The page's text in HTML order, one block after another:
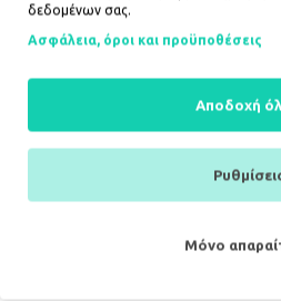
δεδομένων σας.
Ασφάλεια, όροι και προϋποθέσεις
Αποδοχή
Μόνο